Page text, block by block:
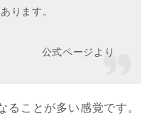
ります。
公式ページより
ることが多い感覚です。